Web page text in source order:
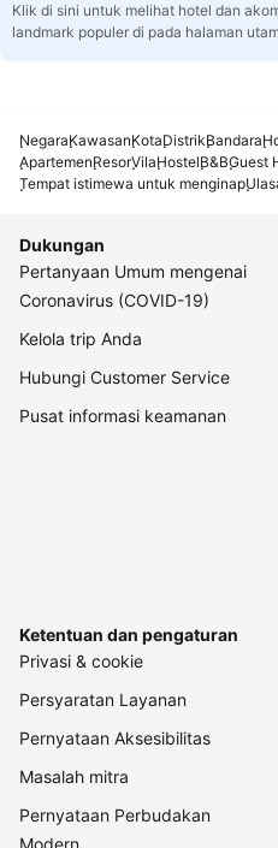
Klik di sini untuk melihat hotel dan
landmark populer di pada halaman
NegaraKawasanKotaDistrikBandara
ApartemenResorVilaHostelB&BGuest
Tempat istimewa untuk menginap
Dukungan
Pertanyaan Umum mengenai
Coronavirus (COVID-19)
Kelola trip Anda
Hubungi Customer Service
Pusat informasi keamanan
Ketentuan dan pengaturan
Privasi & cookie
Persyaratan Layanan
Pernyataan Aksesibilitas
Masalah mitra
Pernyataan Perbudakan
Modern